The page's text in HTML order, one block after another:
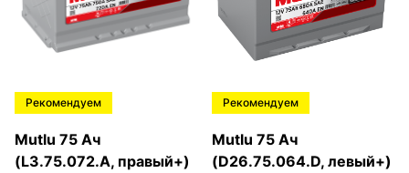
Рекомендуем
Mutlu 75 Ач
(L3.75.072.A, правый+)
Рекомендуем
Mutlu 75 Ач
(D26.75.064.D, левый+)